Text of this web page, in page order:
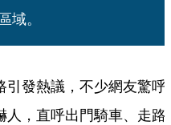
域。
發熱議，不少網友驚呼
，直呼出門騎車、走路